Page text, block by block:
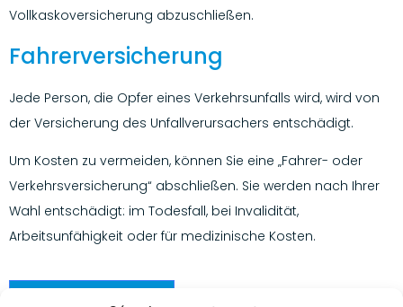
Vollkaskoversicherung abzuschließen.
Fahrerversicherung
Jede Person, die Opfer eines Verkehrsunfalls wird, wird von
der Versicherung des Unfallverursachers entschädigt.
Um Kosten zu vermeiden, können Sie eine „Fahrer- oder
Verkehrsversicherung“ abschließen. Sie werden nach Ihrer
Wahl entschädigt: im Todesfall, bei Invalidität,
Arbeitsunfähigkeit oder für medizinische Kosten.